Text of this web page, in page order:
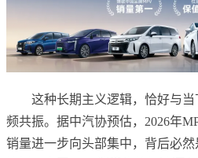
这种长期主义逻辑，恰好与
频共振。据中汽协预估，2026年
销量进一步向头部集中，背后必